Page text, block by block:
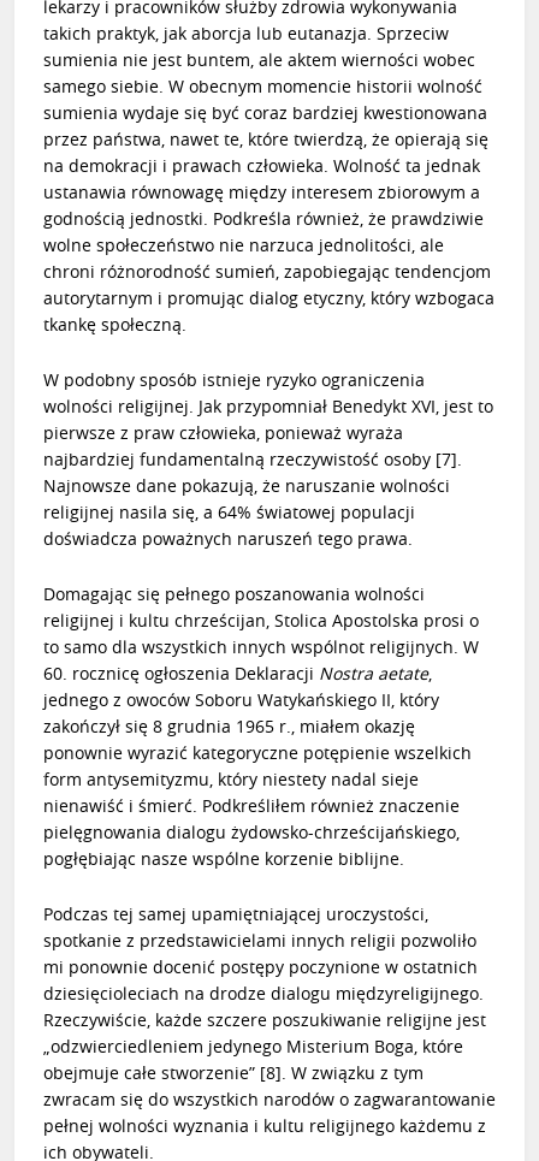
lekarzy i pracowników służby zdrowia wykonywania
takich praktyk, jak aborcja lub eutanazja. Sprzeciw
sumienia nie jest buntem, ale aktem wierności wobec
samego siebie. W obecnym momencie historii wolność
sumienia wydaje się być coraz bardziej kwestionowana
przez państwa, nawet te, które twierdzą, że opierają się
na demokracji i prawach człowieka. Wolność ta jednak
ustanawia równowagę między interesem zbiorowym a
godnością jednostki. Podkreśla również, że prawdziwie
wolne społeczeństwo nie narzuca jednolitości, ale
chroni różnorodność sumień, zapobiegając tendencjom
autorytarnym i promując dialog etyczny, który wzbogaca
tkankę społeczną.
W podobny sposób istnieje ryzyko ograniczenia
wolności religijnej. Jak przypomniał Benedykt XVI, jest to
pierwsze z praw człowieka, ponieważ wyraża
najbardziej fundamentalną rzeczywistość osoby [7].
Najnowsze dane pokazują, że naruszanie wolności
religijnej nasila się, a 64% światowej populacji
doświadcza poważnych naruszeń tego prawa.
Domagając się pełnego poszanowania wolności
religijnej i kultu chrześcijan, Stolica Apostolska prosi o
to samo dla wszystkich innych wspólnot religijnych. W
60. rocznicę ogłoszenia Deklaracji Nostra aetate,
jednego z owoców Soboru Watykańskiego II, który
zakończył się 8 grudnia 1965 r., miałem okazję
ponownie wyrazić kategoryczne potępienie wszelkich
form antysemityzmu, który niestety nadal sieje
nienawiść i śmierć. Podkreśliłem również znaczenie
pielęgnowania dialogu żydowsko-chrześcijańskiego,
pogłębiając nasze wspólne korzenie biblijne.
Podczas tej samej upamiętniającej uroczystości,
spotkanie z przedstawicielami innych religii pozwoliło
mi ponownie docenić postępy poczynione w ostatnich
dziesięcioleciach na drodze dialogu międzyreligijnego.
Rzeczywiście, każde szczere poszukiwanie religijne jest
„odzwierciedleniem jedynego Misterium Boga, które
obejmuje całe stworzenie” [8]. W związku z tym
zwracam się do wszystkich narodów o zagwarantowanie
pełnej wolności wyznania i kultu religijnego każdemu z
ich obywateli.